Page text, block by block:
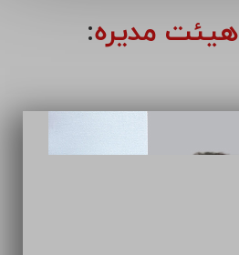
هیئت مدیره: